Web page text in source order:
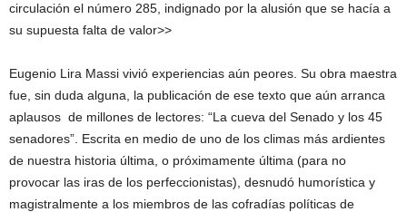
circulación el número 285, indignado por la alusión que se hacía a
su supuesta falta de valor>>
Eugenio Lira Massi vivió experiencias aún peores. Su obra maestra
fue, sin duda alguna, la publicación de ese texto que aún arranca
aplausos de millones de lectores: “La cueva del Senado y los 45
senadores”. Escrita en medio de uno de los climas más ardientes
de nuestra historia última, o próximamente última (para no
provocar las iras de los perfeccionistas), desnudó humorística y
magistralmente a los miembros de las cofradías políticas de